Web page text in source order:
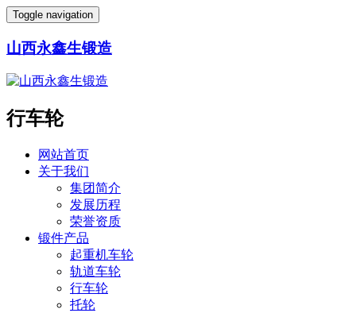
Toggle navigation
山西永鑫生锻造
行车轮
网站首页
关于我们
集团简介
发展历程
荣誉资质
锻件产品
起重机车轮
轨道车轮
行车轮
托轮